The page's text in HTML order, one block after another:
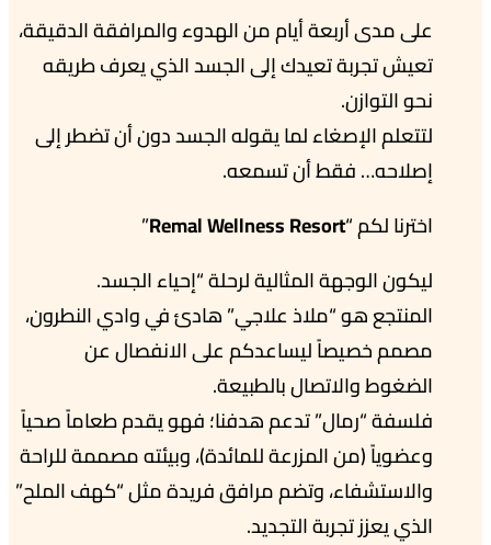
على مدى أربعة أيام من الهدوء والمرافقة الدقيقة،
تعيش تجربة تعيدك إلى الجسد الذي يعرف طريقه
نحو التوازن.
لتتعلم الإصغاء لما يقوله الجسد دون أن تضطر إلى
إصلاحه… فقط أن تسمعه.
اخترنا لكم “Remal Wellness Resort
”
ليكون الوجهة المثالية لرحلة “إحياء الجسد.
المنتجع هو “ملاذ علاجي” هادئ في وادي النطرون،
مصمم خصيصاً ليساعدكم على الانفصال عن
الضغوط والاتصال بالطبيعة.
فلسفة “رمال” تدعم هدفنا؛ فهو يقدم طعاماً صحياً
وعضوياً (من المزرعة للمائدة)، وبيئته مصممة للراحة
والاستشفاء، وتضم مرافق فريدة مثل “كهف الملح”
الذي يعزز تجربة التجديد.